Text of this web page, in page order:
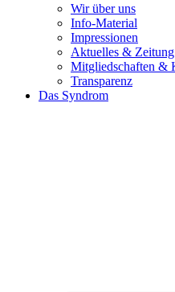
Wir über uns
Info-Material
Impressionen
Aktuelles & Zeitung
Mitgliedschaften &
Transparenz
Das Syndrom